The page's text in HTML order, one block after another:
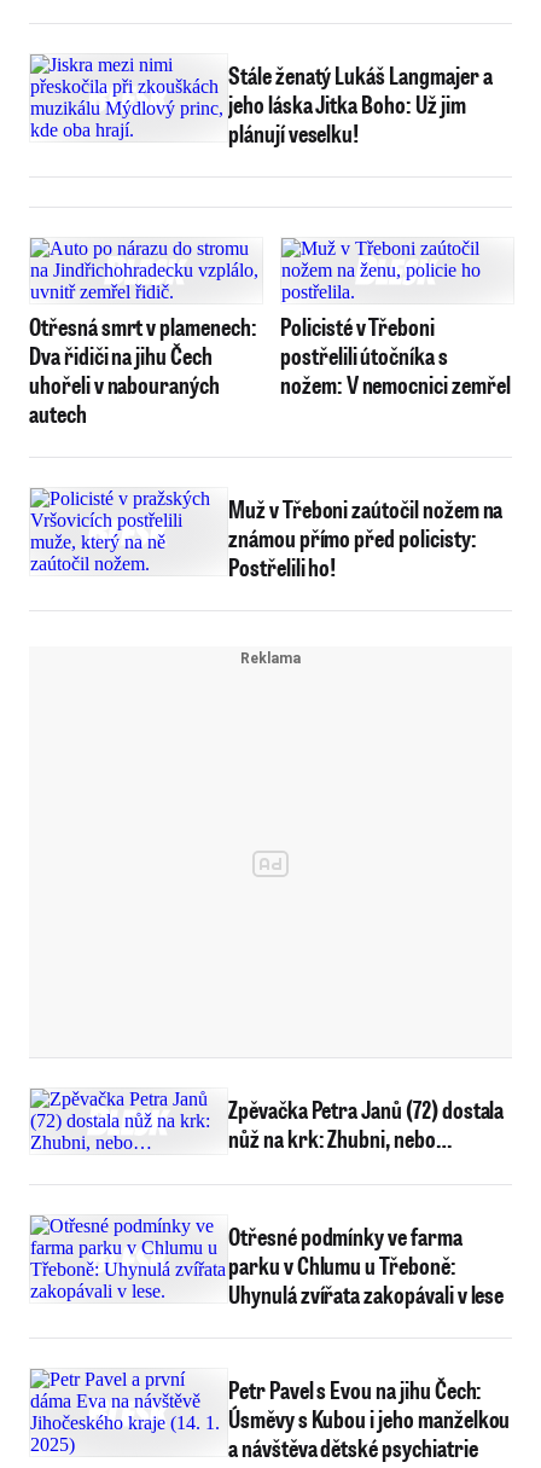
Stále ženatý Lukáš Langmajer a
jeho láska Jitka Boho: Už jim
plánují veselku!
Otřesná smrt v plamenech:
Dva řidiči na jihu Čech
uhořeli v nabouraných
autech
Policisté v Třeboni
postřelili útočníka s
nožem: V nemocnici zemřel
Muž v Třeboni zaútočil nožem na
známou přímo před policisty:
Postřelili ho!
Zpěvačka Petra Janů (72) dostala
nůž na krk: Zhubni, nebo…
Otřesné podmínky ve farma
parku v Chlumu u Třeboně:
Uhynulá zvířata zakopávali v lese
Petr Pavel s Evou na jihu Čech:
Úsměvy s Kubou i jeho manželkou
a návštěva dětské psychiatrie